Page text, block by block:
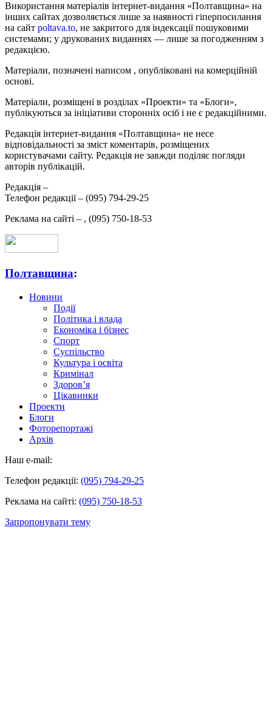
Використання матеріалів інтернет-видання «Полтавщина» на
інших сайтах дозволяється лише за наявності гіперпосилання
на сайт poltava.to, не закритого для індексації пошуковими
системами; у друкованих виданнях — лише за погодженням з
редакцією.
Матеріали, позначені написом , опубліковані на комерційній
основі.
Матеріали, розміщені в розділах «Проекти» та «Блоги»,
публікуються за ініціативи сторонніх осіб і не є редакційними.
Редакція інтернет-видання «Полтавщина» не несе
відповідальності за зміст коментарів, розміщених
користувачами сайту. Редакція не завжди поділяє погляди
авторів публікацій.
Редакція –
Телефон редакції – (095) 794-29-25
Реклама на сайті – , (095) 750-18-53
Полтавщина:
Новини
Події
Політика і влада
Економіка і бізнес
Спорт
Суспільство
Культура і освіта
Кримінал
Здоров’я
Цікавинки
Проекти
Блоги
Фоторепортажі
Архів
Наш e-mail:
Телефон редакції: (095) 794-29-25
Реклама на сайті: (095) 750-18-53
Запропонувати тему